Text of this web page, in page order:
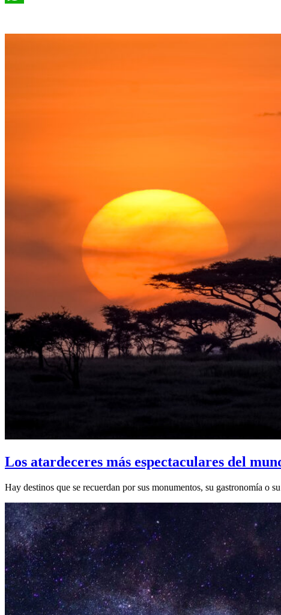
Los atardeceres más espectaculares del
Hay destinos que se recuerdan por sus monumentos, su gastronomía o